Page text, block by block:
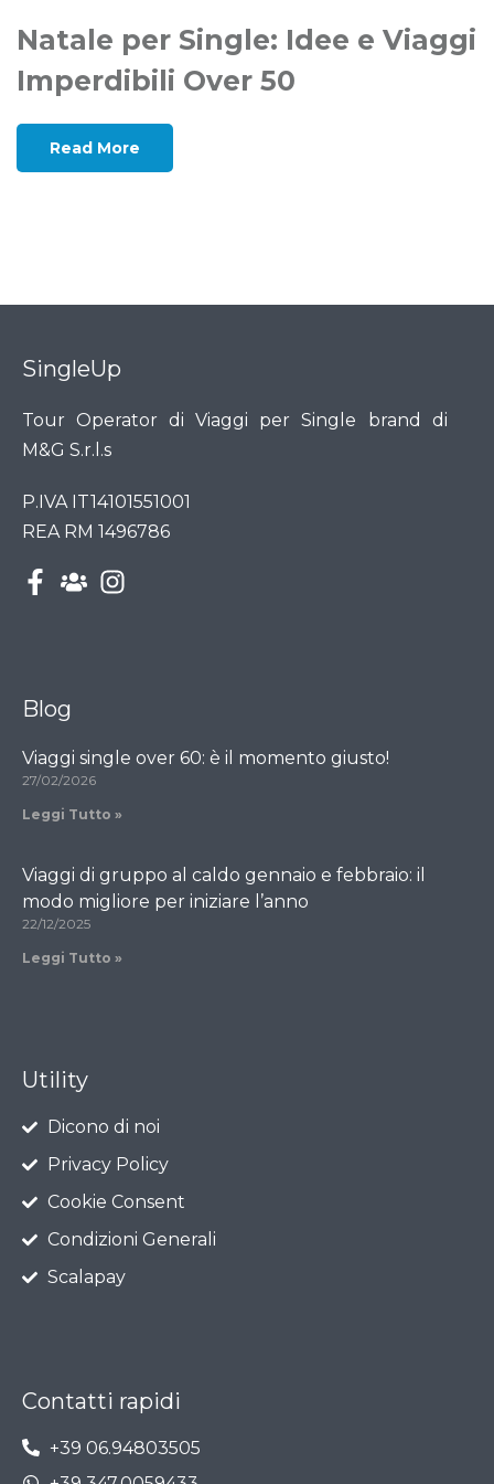
Natale per Single: Idee e Viaggi
Imperdibili Over 50
Read More
SingleUp
Tour Operator di Viaggi per Single brand di
M&G S.r.l.s
P.IVA IT14101551001
REA RM 1496786
Blog
Viaggi single over 60: è il momento giusto!
27/02/2026
Leggi Tutto »
Viaggi di gruppo al caldo gennaio e febbraio: il
modo migliore per iniziare l’anno
22/12/2025
Leggi Tutto »
Utility
Dicono di noi
Privacy Policy
Cookie Consent
Condizioni Generali
Scalapay
Contatti rapidi
+39 06.94803505